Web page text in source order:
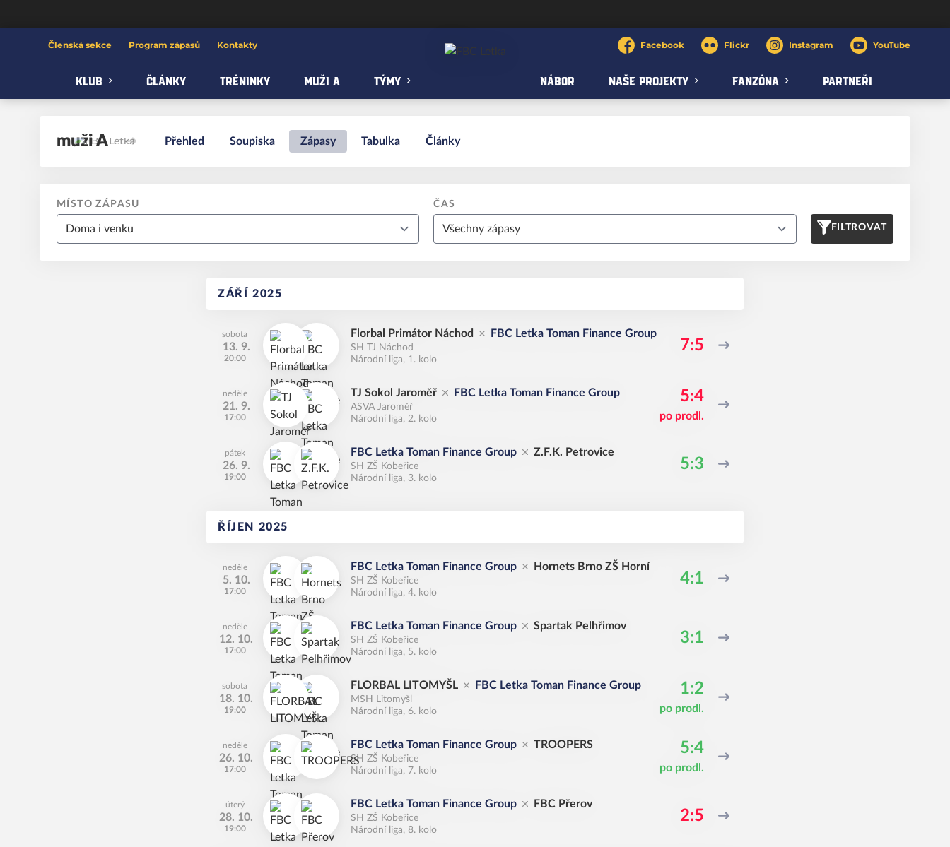
Členská sekce Program zápasů Kontakty Facebook Flickr Instagram YouTube
KLUB ČLÁNKY TRÉNINKY MUŽI A TÝMY NÁBOR NAŠE PROJEKTY FANZÓNA PARTNEŘI
muži A Přehled Soupiska Zápasy Tabulka Články
MÍSTO ZÁPASU ČAS
FILTROVAT
ZÁŘÍ 2025
sobota
13. 9.
20:00
Florbal Primátor Náchod FBC Letka Toman Finance Group
SH TJ Náchod
Národní liga, 1. kolo
7:5
neděle
21. 9.
17:00
TJ Sokol Jaroměř FBC Letka Toman Finance Group
ASVA Jaroměř
Národní liga, 2. kolo
5:4
po prodl.
pátek
26. 9.
19:00
FBC Letka Toman Finance Group Z.F.K. Petrovice
SH ZŠ Kobeřice
Národní liga, 3. kolo
5:3
ŘÍJEN 2025
neděle
5. 10.
17:00
FBC Letka Toman Finance Group Hornets Brno ZŠ Horní
SH ZŠ Kobeřice
Národní liga, 4. kolo
4:1
neděle
12. 10.
17:00
FBC Letka Toman Finance Group Spartak Pelhřimov
SH ZŠ Kobeřice
Národní liga, 5. kolo
3:1
sobota
18. 10.
19:00
FLORBAL LITOMYŠL FBC Letka Toman Finance Group
MSH Litomyšl
Národní liga, 6. kolo
1:2
po prodl.
neděle
26. 10.
17:00
FBC Letka Toman Finance Group TROOPERS
SH ZŠ Kobeřice
Národní liga, 7. kolo
5:4
po prodl.
úterý
28. 10.
19:00
FBC Letka Toman Finance Group FBC Přerov
SH ZŠ Kobeřice
Národní liga, 8. kolo
2:5